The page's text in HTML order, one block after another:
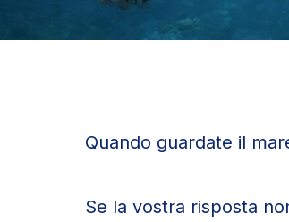
Quando guardate il
Se la vostra risposta